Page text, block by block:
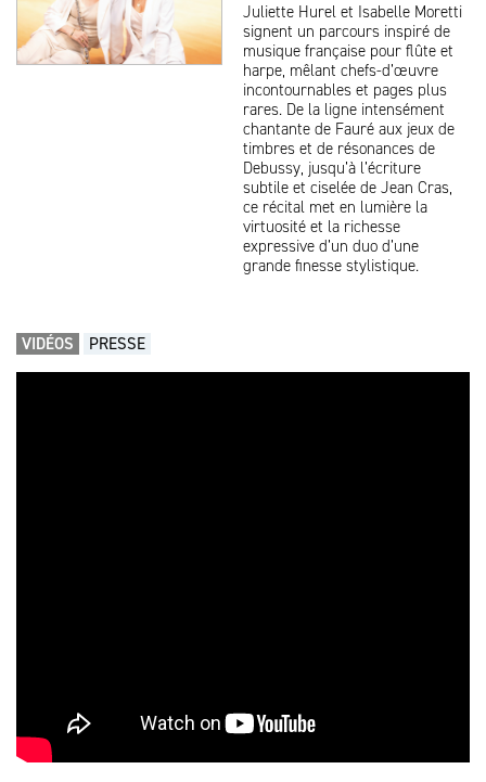
Juliette Hurel et Isabelle Moretti
signent un parcours inspiré de
musique française pour flûte et
harpe, mêlant chefs-d’œuvre
incontournables et pages plus
rares. De la ligne intensément
chantante de Fauré aux jeux de
timbres et de résonances de
Debussy, jusqu’à l’écriture
subtile et ciselée de Jean Cras,
ce récital met en lumière la
virtuosité et la richesse
expressive d’un duo d’une
grande finesse stylistique.
VIDÉOS PRESSE